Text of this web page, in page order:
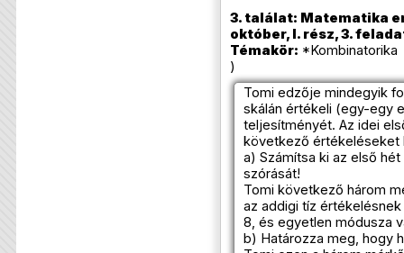
3. találat: Matematika
október, I. rész, 3.
Témakör: *Kombinatorika
)
Tomi edzője mindegyik
skálán értékeli (egy-egy
teljesítményét. Az idei
következő értékeléseket
a) Számítsa ki az első
szórását!
Tomi következő három
az addigi tíz
8, és egyetlen módusza
b) Határozza meg, hogy